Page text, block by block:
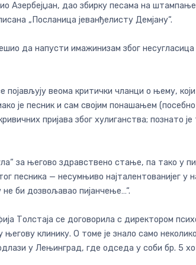
Азербејџан, дао збирку песама на
„Посланица јеванђелисту Демјану“.
да напусти имажинизам због
појављују веома критички чланци о њему,
је песник и сам својим понашањем
пријава због хулиганства;
за његово здравствено стање, па тако у
песника — несумњиво најталентованијег
не би дозвољавао пијанчење…“.
Толстаја се договорила с директором
његову клинику. О томе је знало само
у Лењинград, где одседа у соби бр. 5